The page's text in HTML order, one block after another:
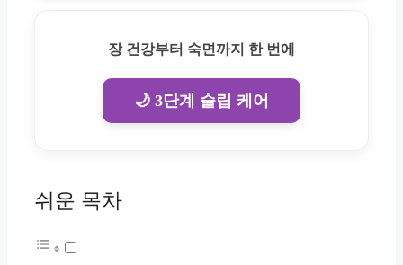
장 건강부터 숙면까지 한 번에
🌙 3단계 슬립 케어
쉬운 목차